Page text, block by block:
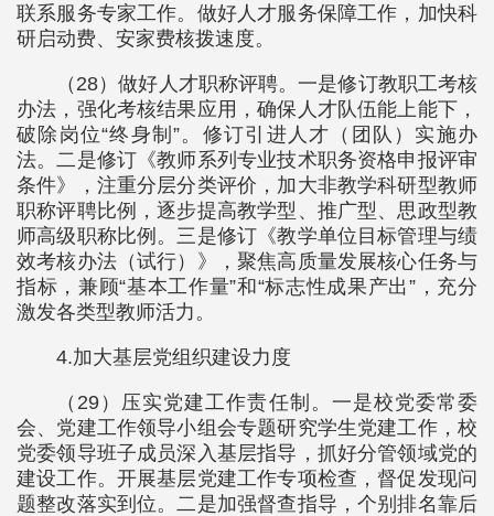
联系服务专家工作。做好人才服务保障工作，加快科
研启动费、安家费核拨速度。
（28）做好人才职称评聘。一是修订教职工考核
办法，强化考核结果应用，确保人才队伍能上能下，
破除岗位“终身制”。修订引进人才（团队）实施办
法。二是修订《教师系列专业技术职务资格申报评审
条件》，注重分层分类评价，加大非教学科研型教师
职称评聘比例，逐步提高教学型、推广型、思政型教
师高级职称比例。三是修订《教学单位目标管理与绩
效考核办法（试行）》，聚焦高质量发展核心任务与
指标，兼顾“基本工作量”和“标志性成果产出”，充分
激发各类型教师活力。
4.加大基层党组织建设力度
（29）压实党建工作责任制。一是校党委常委
会、党建工作领导小组会专题研究学生党建工作，校
党委领导班子成员深入基层指导，抓好分管领域党的
建设工作。开展基层党建工作专项检查，督促发现问
题整改落实到位。二是加强督查指导，个别排名靠后